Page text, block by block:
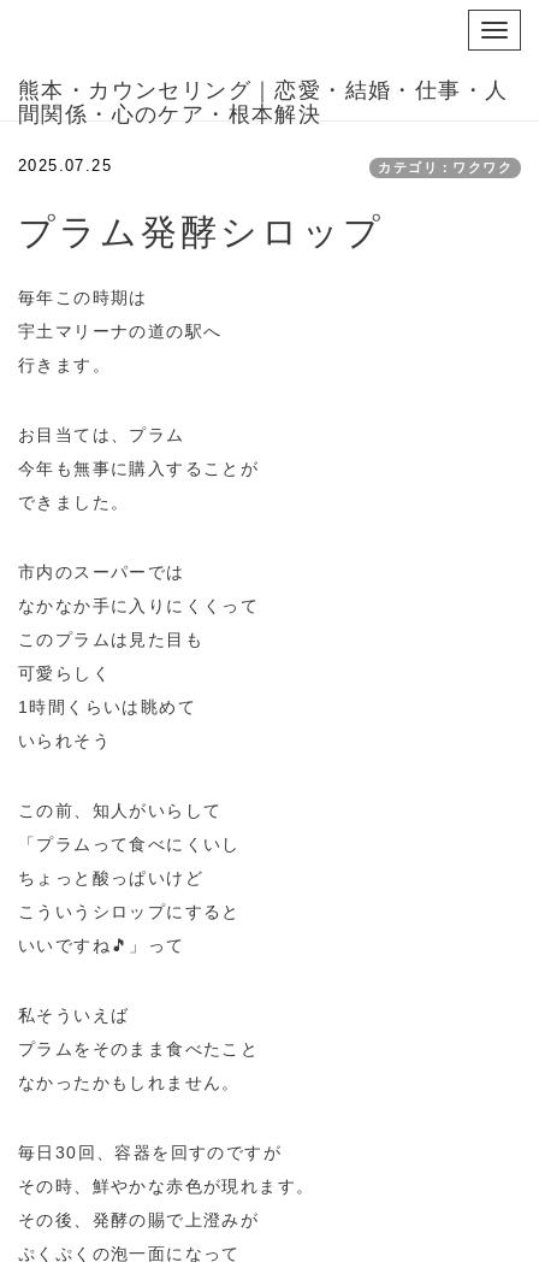
熊本・カウンセリング｜恋愛・結婚・仕事・人
間関係・心のケア・根本解決
2025.07.25 カテゴリ：ワクワク
プラム発酵シロップ
毎年この時期は
宇土マリーナの道の駅へ
行きます。
お目当ては、プラム
今年も無事に購入することが
できました。
市内のスーパーでは
なかなか手に入りにくくって
このプラムは見た目も
可愛らしく
1時間くらいは眺めて
いられそう
この前、知人がいらして
「プラムって食べにくいし
ちょっと酸っぱいけど
こういうシロップにすると
いいですね🎵」って
私そういえば
プラムをそのまま食べたこと
なかったかもしれません。
毎日30回、容器を回すのですが
その時、鮮やかな赤色が現れます。
その後、発酵の賜で上澄みが
ぷくぷくの泡一面になって